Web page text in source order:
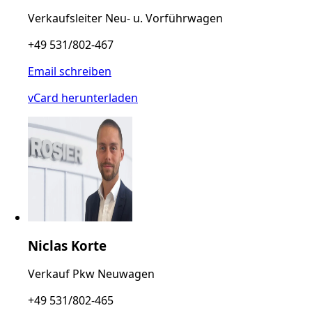
Verkaufsleiter Neu- u. Vorführwagen
+49 531/802-467
Email schreiben
vCard herunterladen
Niclas Korte
Verkauf Pkw Neuwagen
+49 531/802-465